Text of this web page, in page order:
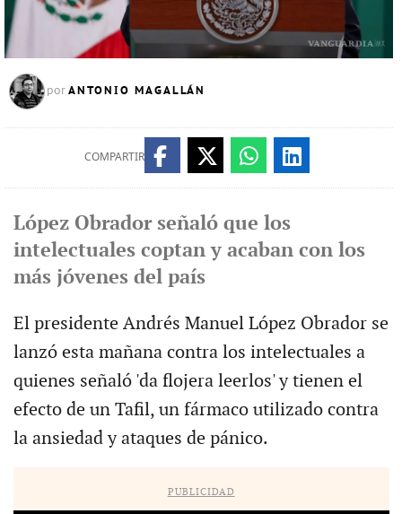
por ANTONIO MAGALLÁN
COMPARTIR
López Obrador señaló que los
intelectuales coptan y acaban con los
más jóvenes del país
El presidente Andrés Manuel López Obrador se
lanzó esta mañana contra los intelectuales a
quienes señaló 'da flojera leerlos' y tienen el
efecto de un Tafil, un fármaco utilizado contra
la ansiedad y ataques de pánico.
PUBLICIDAD